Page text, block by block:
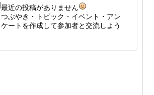
最近の投稿がありません
つぶやき・トピック・イベント・アン
ケートを作成して参加者と交流しよう